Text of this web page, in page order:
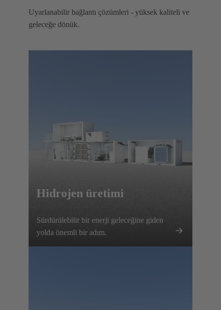
Uyarlanabilir bağlantı çözümleri - yüksek kaliteli ve
geleceğe dönük.
Hidrojen üretimi
Sürdürülebilir bir enerji geleceğine giden
yolda önemli bir adım.